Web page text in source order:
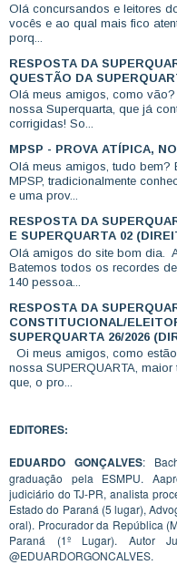
Olá concursandos e leitores
vocês e ao qual mais fico
porq...
RESPOSTA DA
QUESTÃO DA
Olá meus amigos, como
nossa Superquarta, que já
corrigidas! So...
MPSP - PROVA ATÍPICA,
Olá meus amigos, tudo bem?
MPSP, tradicionalmente
e uma prov...
RESPOSTA DA
E SUPERQUARTA 02
Olá amigos do site bom dia.
Batemos todos os recordes
140 pessoa...
RESPOSTA DA
CONSTITUCIONAL/
SUPERQUARTA 26/2026
Oi meus amigos, como
nossa SUPERQUARTA,
que, o pro...
EDITORES:
EDUARDO GONÇALVES:
graduação pela ESMPU.
judiciário do TJ-PR, analista
Estado do Paraná (5 lugar),
oral). Procurador da República
Paraná (1º Lugar). Autor
@EDUARDORGONCALVES.